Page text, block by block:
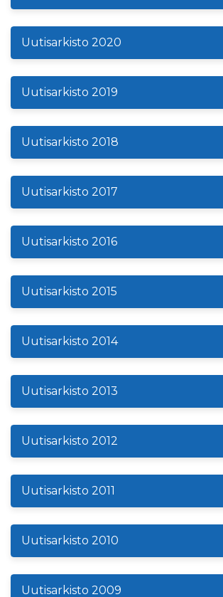
Uutisarkisto 2020
Uutisarkisto 2019
Uutisarkisto 2018
Uutisarkisto 2017
Uutisarkisto 2016
Uutisarkisto 2015
Uutisarkisto 2014
Uutisarkisto 2013
Uutisarkisto 2012
Uutisarkisto 2011
Uutisarkisto 2010
Uutisarkisto 2009